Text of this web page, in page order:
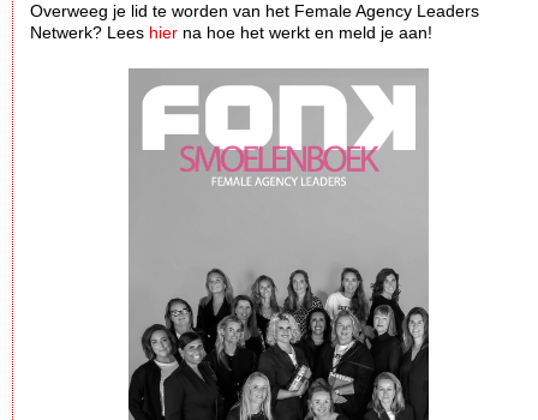
Overweeg je lid te worden van het Female Agency Leaders
Netwerk? Lees hier na hoe het werkt en meld je aan!